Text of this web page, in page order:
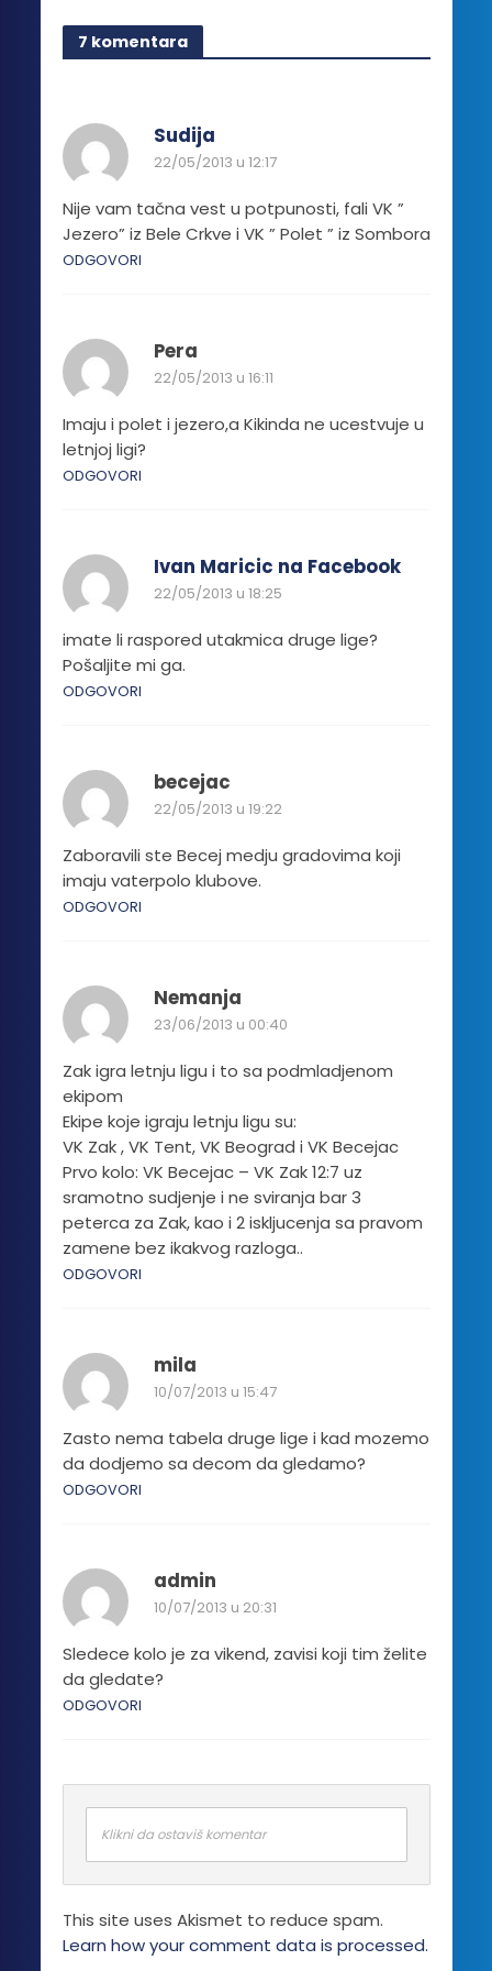
biti
izabrane
proizvoda.
7 komentara
Sudija
22/05/2013 u 12:17
Nije vam tačna vest u potpunosti, fali VK ”
Jezero” iz Bele Crkve i VK ” Polet ” iz Sombora
ODGOVORI
Pera
22/05/2013 u 16:11
Imaju i polet i jezero,a Kikinda ne ucestvuje u
letnjoj ligi?
ODGOVORI
Ivan Maricic na Facebook
22/05/2013 u 18:25
imate li raspored utakmica druge lige?
Pošaljite mi ga.
ODGOVORI
becejac
22/05/2013 u 19:22
Zaboravili ste Becej medju gradovima koji
imaju vaterpolo klubove.
ODGOVORI
Nemanja
23/06/2013 u 00:40
Zak igra letnju ligu i to sa podmladjenom
ekipom
Ekipe koje igraju letnju ligu su:
VK Zak , VK Tent, VK Beograd i VK Becejac
Prvo kolo: VK Becejac – VK Zak 12:7 uz
sramotno sudjenje i ne sviranja bar 3
peterca za Zak, kao i 2 iskljucenja sa pravom
zamene bez ikakvog razloga..
ODGOVORI
mila
10/07/2013 u 15:47
Zasto nema tabela druge lige i kad mozemo
da dodjemo sa decom da gledamo?
ODGOVORI
admin
10/07/2013 u 20:31
Sledece kolo je za vikend, zavisi koji tim želite
da gledate?
ODGOVORI
Klikni da ostaviš komentar
This site uses Akismet to reduce spam.
Learn how your comment data is processed.